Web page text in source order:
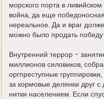
морского порта в
война, да еще
нереальное. Да и враг
можно было продать победу
Внутренний террор -
миллионов силовиков,
оргпреступные
за кормовые делянки друг
нитки населением. Если